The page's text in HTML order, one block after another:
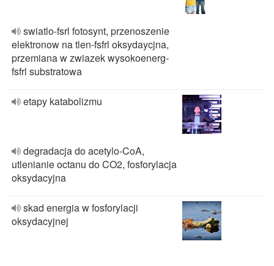
swiatlo-fsrl fotosynt, przenoszenie
elektronow na tlen-fsfrl oksydaycjna,
przemiana w zwiazek wysokoenerg-
fsfrl substratowa
etapy katabolizmu
degradacja do acetylo-CoA,
utlenianie octanu do CO2, fosforylacja
oksydacyjna
skad energia w fosforylacji
oksydacyjnej